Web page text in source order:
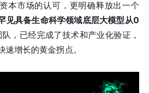
本市场的认可，更明确释放出一个
见具备生命科学领域底层大模型从0
队，已经完成了技术和产业化验证，
速增长的黄金拐点。